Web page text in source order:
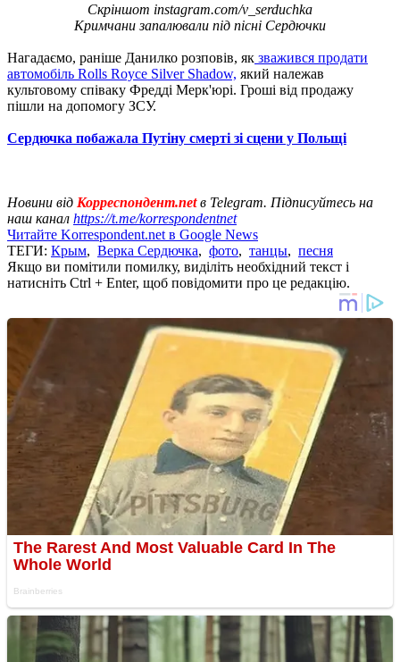
Скріншот instagram.com/v_serduchka
Кримчани запалювали під пісні Сердючки
Нагадаємо, раніше Данилко розповів, як зважився продати
автомобіль Rolls Royce Silver Shadow, який належав
культовому співаку Фредді Мерк'юрі. Гроші від продажу
пішли на допомогу ЗСУ.
Сердючка побажала Путіну смерті зі сцени у Польщі
Новини від Корреспондент.netв Telegram. Підписуйтесь на
наш канал https://t.me/korrespondentnet
Читайте Korrespondent.net в Google News
ТЕГИ: Крым, Верка Сердючка, фото, танцы, песня
Якщо ви помітили помилку, виділіть необхідний текст і
натисніть Ctrl + Enter, щоб повідомити про це редакцію.